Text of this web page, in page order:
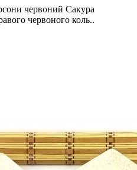
червоний Сакура
червоного коль..